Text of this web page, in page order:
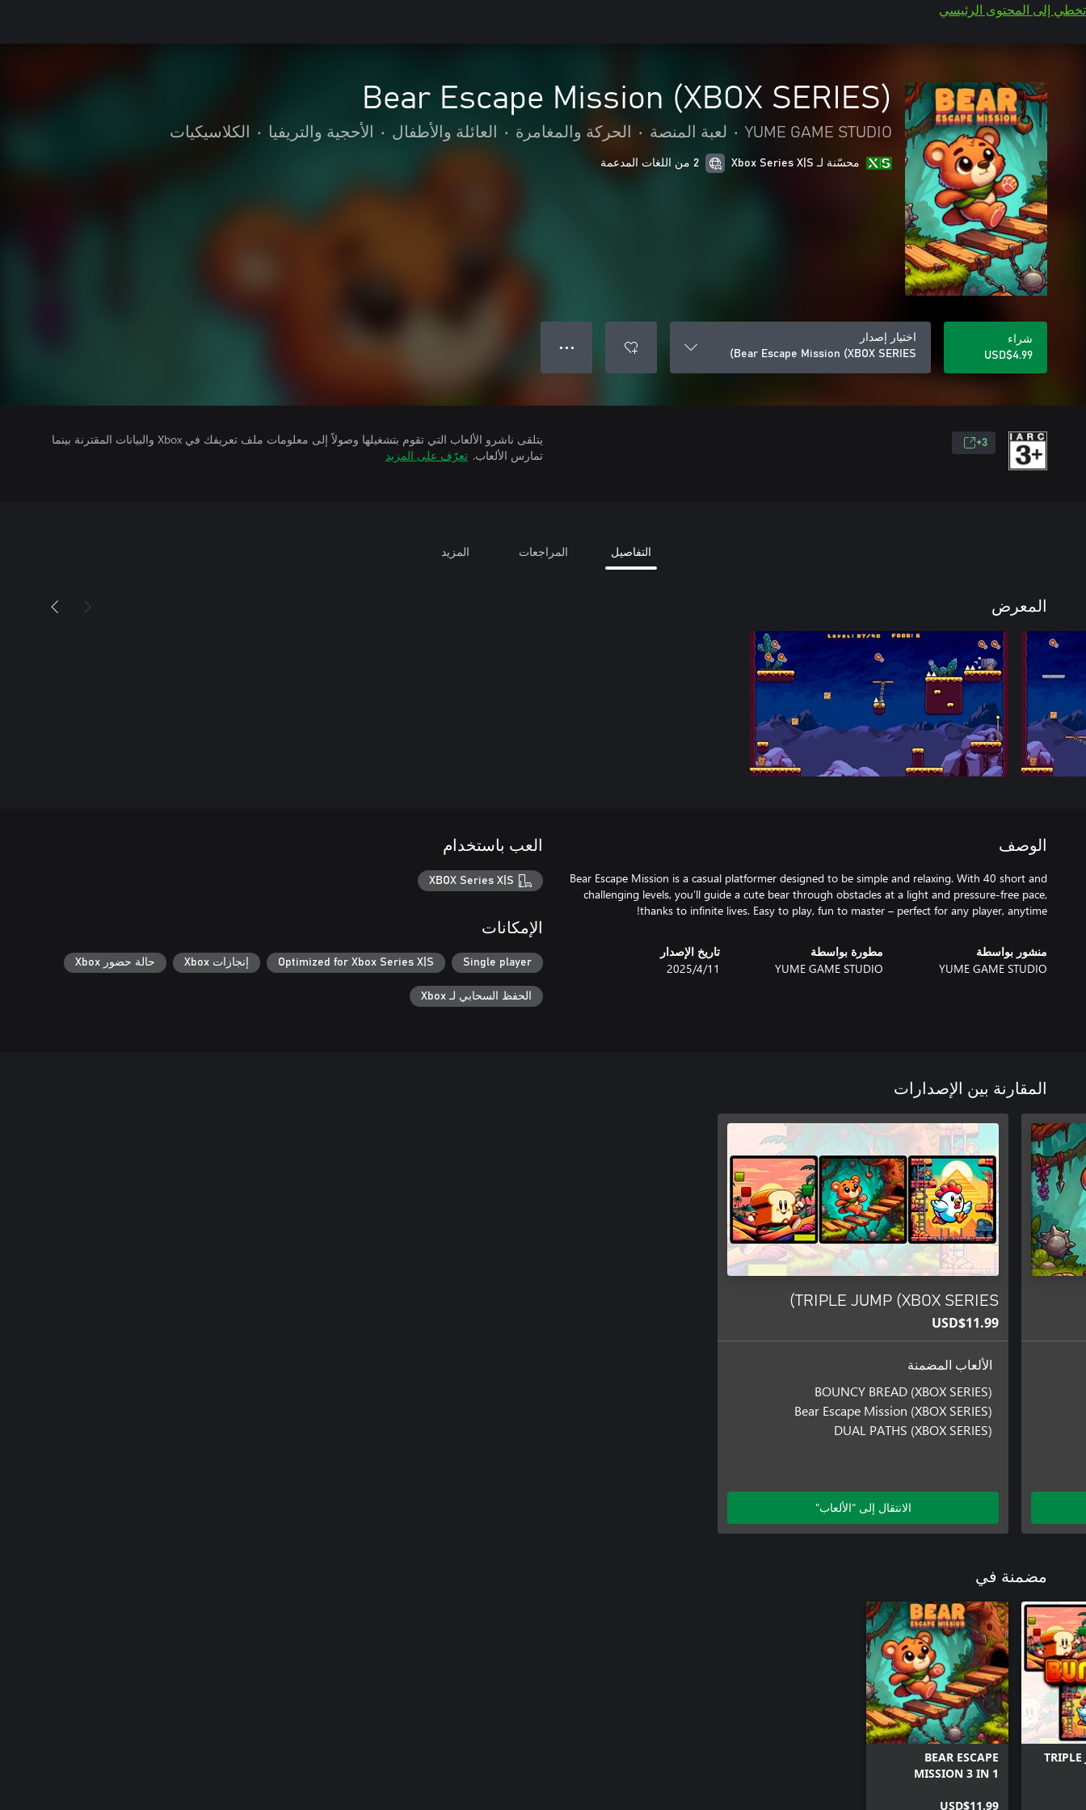
تخطي إلى المحتوى الرئيسي
Bear Escape Mission (XBOX SERIES)
YUME GAME STUDIO
• لعبة المنصة • الحركة والمغامرة • العائلة والأطفال • الأحجية والتريفيا • الكلاسيكيات
محسّنة لـ Xbox Series X|S 2 من اللغات المدعمة
شراء
USD$4.99
اختيار إصدار
Bear Escape Mission (XBOX SERIES)
● ● ●
3+
يتلقى ناشرو الألعاب التي تقوم بتشغيلها وصولاً إلى معلومات ملف تعريفك في Xbox والبيانات المقترنة بينما
تمارس الألعاب. تعرّف على المزيد
التفاصيل المراجعات المزيد
المعرض
الوصف
Bear Escape Mission is a casual platformer designed to be simple and relaxing. With 40 short and
challenging levels, you’ll guide a cute bear through obstacles at a light and pressure-free pace,
thanks to infinite lives. Easy to play, fun to master – perfect for any player, anytime!
منشور بواسطة
YUME GAME STUDIO
مطورة بواسطة
YUME GAME STUDIO
تاريخ الإصدار
11‏/4‏/2025
العب باستخدام
XBOX Series X|S
الإمكانات
Single player
Optimized for Xbox Series X|S إنجازات Xbox حالة حضور Xbox
الحفظ السحابي لـ Xbox
المقارنة بين الإصدارات
TRIPLE JUMP (XBOX SERIES)
USD$11.99
الألعاب المضمنة
BOUNCY BREAD (XBOX SERIES)
Bear Escape Mission (XBOX SERIES)
DUAL PATHS (XBOX SERIES)
الانتقال إلى "الألعاب"
مضمنة في
BEAR ESCAPE
MISSION 3 IN 1
USD$11.99